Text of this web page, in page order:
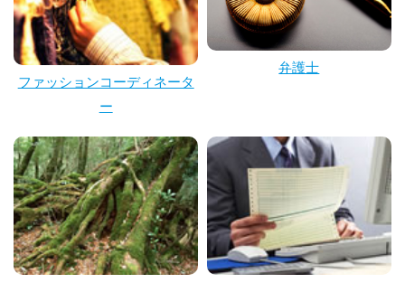
ファッションコーディネータ
ー
弁護士